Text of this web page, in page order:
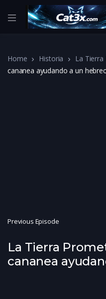
Home Historia La
cananea ayudando a un
Previous Episode
La Tierra
cananea